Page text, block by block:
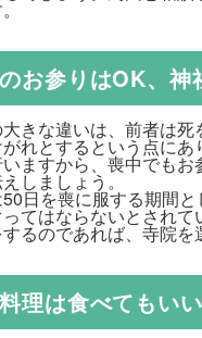
お参りはOK、神
きな違いは、前者は死
れとするという点にあ
ますから、喪中でもお
しましょう。
日を喪に服する期間
てはならないとされ
るのであれば、寺院を
理は食べてもい